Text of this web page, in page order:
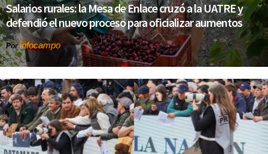
Salarios rurales: la Mesa de Enlace cruzó a la UATRE y
defendió el nuevo proceso para oficializar aumentos
Porinfocampo